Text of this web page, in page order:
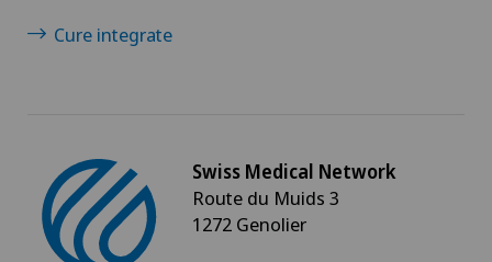
Cure integrate
Swiss Medical Network
Route du Muids 3
1272 Genolier